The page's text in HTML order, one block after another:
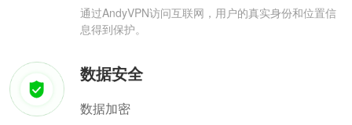
通过AndyVPN访问互联网，用户的真实身份和位置信
息得到保护。
数据安全
数据加密